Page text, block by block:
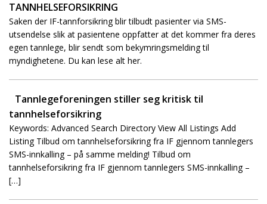
Ditt Tannhjul
TANNHELSEFORSIKRING
Saken der IF-tannforsikring blir tilbudt pasienter via SMS-
utsendelse slik at pasientene oppfatter at det kommer fra deres
egen tannlege, blir sendt som bekymringsmelding til
myndighetene. Du kan lese alt her.
Tannlegeforeningen stiller seg kritisk til
tannhelseforsikring
Keywords: Advanced Search Directory View All Listings Add
Listing Tilbud om tannhelseforsikring fra IF gjennom tannlegers
SMS-innkalling – på samme melding! Tilbud om
tannhelseforsikring fra IF gjennom tannlegers SMS-innkalling –
[…]
Mistet ditt passord?